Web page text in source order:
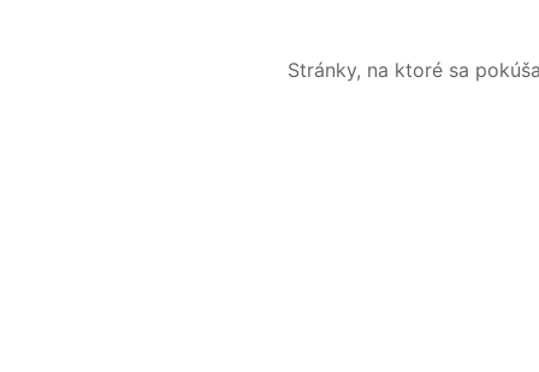
Stránky, na ktoré sa